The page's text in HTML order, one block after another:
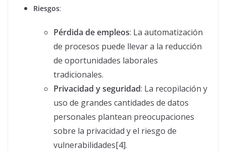
Riesgos:
Pérdida de empleos: La automatización
de procesos puede llevar a la reducción
de oportunidades laborales
tradicionales.
Privacidad y seguridad: La recopilación y
uso de grandes cantidades de datos
personales plantean preocupaciones
sobre la privacidad y el riesgo de
vulnerabilidades[4].